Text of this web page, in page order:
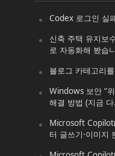
Codex 로그인 실
신축 주택 유지보
로 자동화해 봤습
블로그 카테고리
Windows 보안 “
해결 방법 (지금
Microsoft
터 글쓰기·이미지